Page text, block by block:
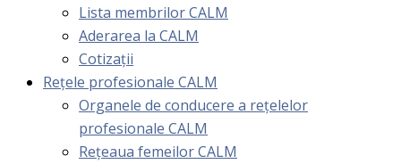
Lista membrilor CALM
Aderarea la CALM
Cotizaţii
Rețele profesionale CALM
Organele de conducere a rețelelor
profesionale CALM
Rețeaua femeilor CALM